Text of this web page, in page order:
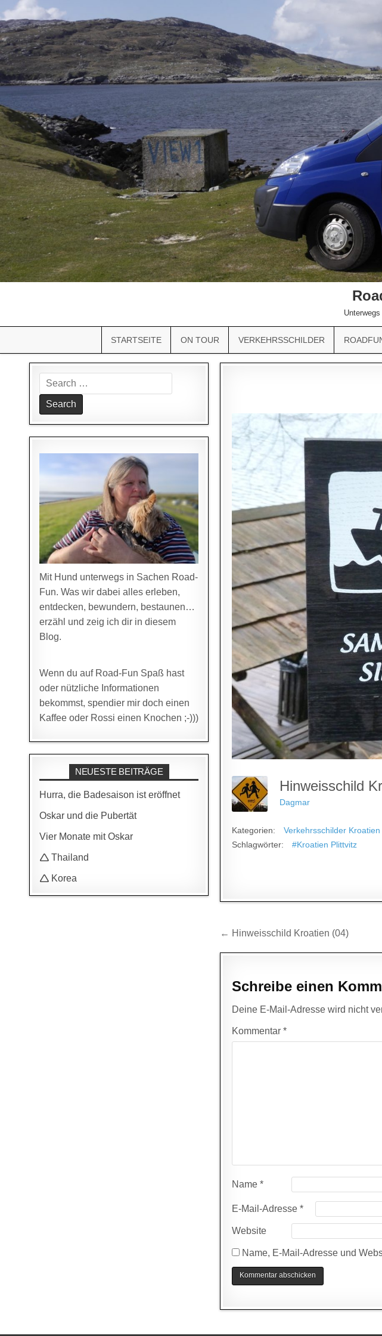
STARTSEITE ON TOUR VERKEHRSSCHILDER
Hinweisschild
Dagmar
Kategorien:
Verkehrsschilder Kroatien
Schlagwörter:
#Kroatien Plittvitz
Beitragsnavigation
← Hinweisschild Kroatien (04)
Schreibe einen
Deine E-Mail-Adresse wird nicht
Kommentar*
Name*
E-Mail-Adresse*
Website
Name, E-Mail-Adresse und
Search
for:
Mit Hund unterwegs in Sachen Road-
Fun. Was wir dabei alles erleben,
entdecken, bewundern, bestaunen…
erzähl und zeig ich dir in diesem
Blog.
Wenn du auf Road-Fun Spaß hast
oder nützliche Informationen
bekommst, spendier mir doch einen
Kaffee oder Rossi einen Knochen ;-)))
NEUESTE BEITRÄGE
Hurra, die Badesaison ist eröffnet
Oskar und die Pubertät
Vier Monate mit Oskar
🛆 Thailand
🛆 Korea